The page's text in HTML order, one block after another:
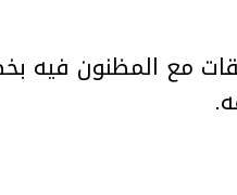
مع المظنون فيه